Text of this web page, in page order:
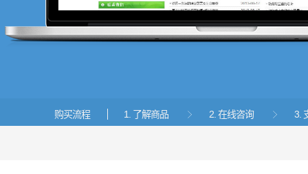
购买流程 1. 了解商品  2. 在线咨询  3.